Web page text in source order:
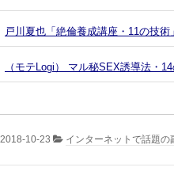
戸川夏也「絶倫養成講座・11の技
（モテLogi） マル秘SEX誘導法・
2018-10-23 インターネットで話題